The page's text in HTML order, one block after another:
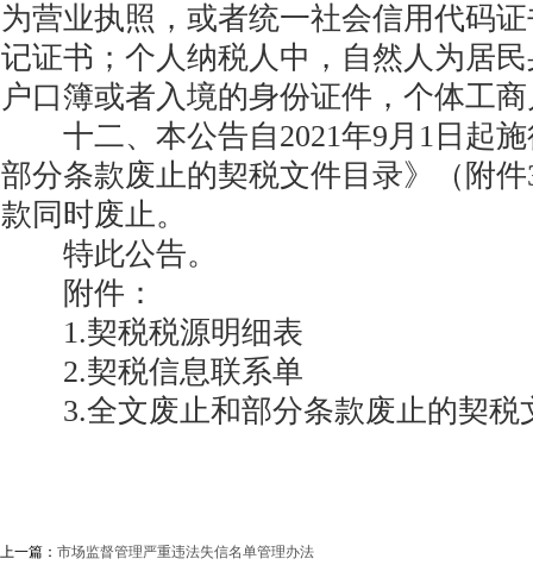
为营业执照，或者统一社会信用代码
记证书；个人纳税人中，自然人为居
户口簿或者入境的身份证件，个体工
十二、本公告自2021年9月1日起施
部分条款废止的契税文件目录》（附
款同时废止。
特此公告。
附件：
1.契税税源明细表
2.契税信息联系单
3.全文废止和部分条款废止的契税
上一篇： 市场监督管理严重违法失信名单管理办法